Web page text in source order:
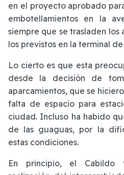
en el proyecto aprobado
embotellamientos en la
siempre que se trasladen los
los previstos en la terminal
Lo cierto es que esta
desde la decisión de
aparcamientos, que se
falta de espacio para
ciudad. Incluso ha habido
de las guaguas, por la
estas condiciones.
En principio, el